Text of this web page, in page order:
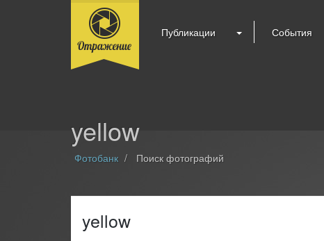
Публикации События
yellow
Фотобанк Поиск фотографий